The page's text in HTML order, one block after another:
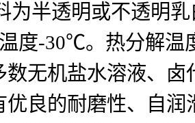
为半透明或不透明
度-30℃。热分解温
数无机盐水溶液、
优良的耐磨性、自